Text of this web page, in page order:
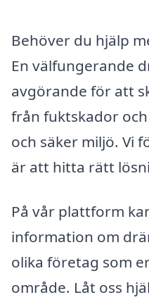
Behöver du hjälp
En välfungerande
avgörande för att
från fuktskador
och säker miljö. Vi
är att hitta rätt
På vår plattform
information om
olika företag som
område. Låt oss